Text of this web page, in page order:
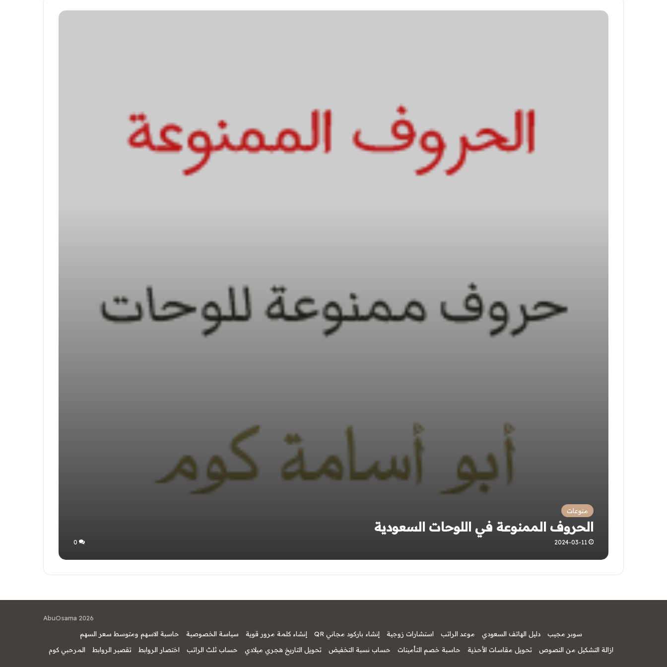
منوعات
الحروف الممنوعة في اللوحات السعودية
2024-03-11
0
AbuOsama 2026
سوبر مجيب
دليل الهاتف السعودي موعد الراتب استشارات زوجية إنشاء باركود مجاني QR إنشاء كلمة مرور قوية سياسة الخصوصية
حاسبة الاسهم ومتوسط سعر السهم
ازالة التشكيل من النصوص
تحويل مقاسات الأحذية حاسبة خصم التأمينات حساب نسبة التخفيض تحويل التاريخ هجري ميلادي حساب ثلث الراتب اختصار الروابط تقصير الروابط المرحبي كوم